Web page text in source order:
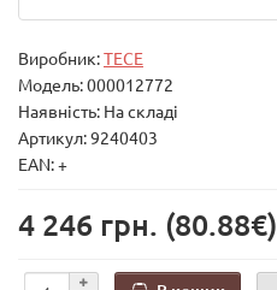
Виробник:TECE
Модель:000012772
Наявність: На складі
Артикул: 9240403
EAN: +
4 246 грн. (80.88€)